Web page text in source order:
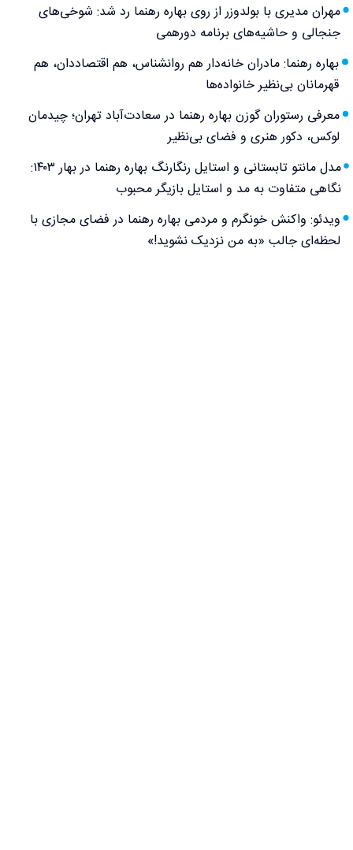
مهران مدیری با بولدوزر از روی بهاره رهنما رد شد: شوخی‌های
جنجالی و حاشیه‌های برنامه دورهمی
بهاره رهنما: مادران خانه‌دار هم روانشناس، هم اقتصاددان، هم
قهرمانان بی‌نظیر خانواده‌ها
معرفی رستوران گوزن بهاره رهنما در سعادت‌آباد تهران؛ چیدمان
لوکس، دکور هنری و فضای بی‌نظیر
مدل مانتو تابستانی و استایل رنگارنگ بهاره رهنما در بهار ۱۴۰۳:
نگاهی متفاوت به مد و استایل بازیگر محبوب
ویدئو: واکنش خونگرم و مردمی بهاره رهنما در فضای مجازی با
لحظه‌ای جالب «به من نزدیک نشوید!»